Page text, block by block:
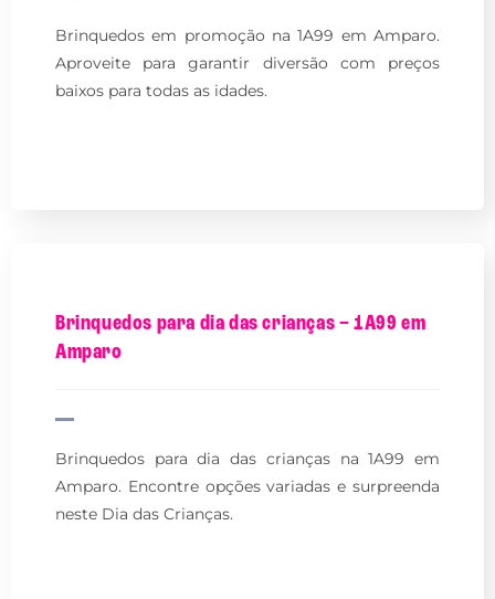
Brinquedos em promoção na 1A99 em Amparo.
Aproveite para garantir diversão com preços
baixos para todas as idades.
Brinquedos para dia das crianças – 1A99 em
Amparo
Brinquedos para dia das crianças na 1A99 em
Amparo. Encontre opções variadas e surpreenda
neste Dia das Crianças.